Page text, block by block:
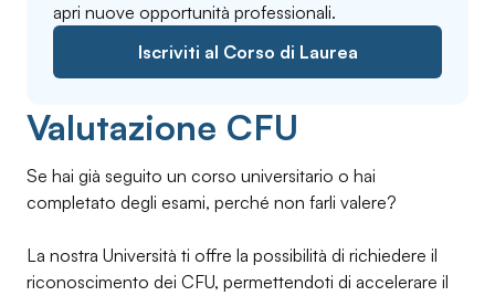
apri nuove opportunità professionali.
Iscriviti al Corso di Laurea
Valutazione CFU
Se hai già seguito un corso universitario o hai
completato degli esami, perché non farli valere?
La nostra Università ti offre la possibilità di richiedere il
riconoscimento dei CFU, permettendoti di accelerare il